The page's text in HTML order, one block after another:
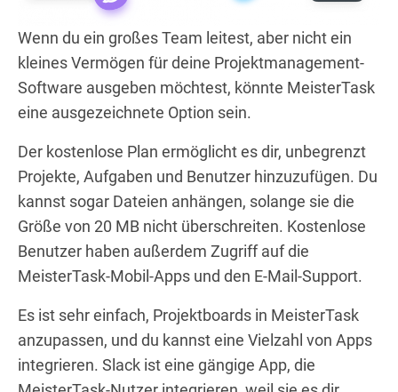
Wenn du ein großes Team leitest, aber nicht ein
kleines Vermögen für deine Projektmanagement-
Software ausgeben möchtest, könnte MeisterTask
eine ausgezeichnete Option sein.
Der kostenlose Plan ermöglicht es dir, unbegrenzt
Projekte, Aufgaben und Benutzer hinzuzufügen. Du
kannst sogar Dateien anhängen, solange sie die
Größe von 20 MB nicht überschreiten. Kostenlose
Benutzer haben außerdem Zugriff auf die
MeisterTask-Mobil-Apps und den E-Mail-Support.
Es ist sehr einfach, Projektboards in MeisterTask
anzupassen, und du kannst eine Vielzahl von Apps
integrieren. Slack ist eine gängige App, die